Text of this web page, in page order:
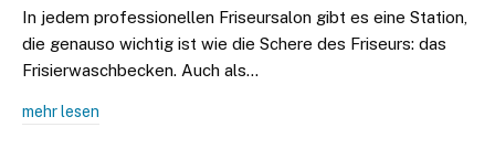
In jedem professionellen Friseursalon gibt es eine Station,
die genauso wichtig ist wie die Schere des Friseurs: das
Frisierwaschbecken. Auch als…
mehr lesen